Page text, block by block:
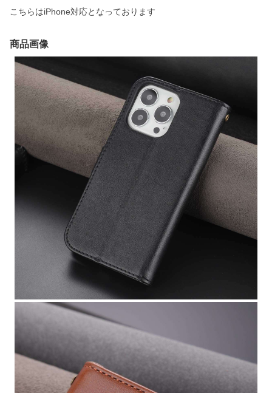
こちらはiPhone対応となっております
商品画像